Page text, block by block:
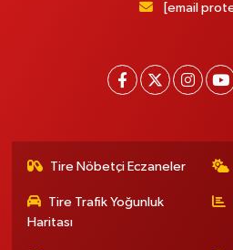
[email
Tire Nöbetçi Eczaneler
Tire Trafik Yoğunluk
Haritası